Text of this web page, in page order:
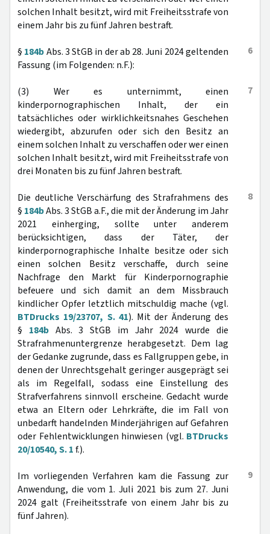
solchen Inhalt besitzt, wird mit Freiheitsstrafe von
einem Jahr bis zu fünf Jahren bestraft.
6
§ 184bAbs. 3 StGB in der ab 28. Juni 2024 geltenden
Fassung (im Folgenden: n.F.):
7
(3) Wer es unternimmt, einen
kinderpornographischen Inhalt, der ein
tatsächliches oder wirklichkeitsnahes Geschehen
wiedergibt, abzurufen oder sich den Besitz an
einem solchen Inhalt zu verschaffen oder wer einen
solchen Inhalt besitzt, wird mit Freiheitsstrafe von
drei Monaten bis zu fünf Jahren bestraft.
8
Die deutliche Verschärfung des Strafrahmens des
§ 184bAbs. 3 StGB a.F., die mit der Änderung im Jahr
2021 einherging, sollte unter anderem
berücksichtigen, dass der Täter, der
kinderpornographische Inhalte besitze oder sich
einen solchen Besitz verschaffe, durch seine
Nachfrage den Markt für Kinderpornographie
befeuere und sich damit an dem Missbrauch
kindlicher Opfer letztlich mitschuldig mache (vgl.
BTDrucks 19/23707, S. 41). Mit der Änderung des
§ 184bAbs. 3 StGB im Jahr 2024 wurde die
Strafrahmenuntergrenze herabgesetzt. Dem lag
der Gedanke zugrunde, dass es Fallgruppen gebe, in
denen der Unrechtsgehalt geringer ausgeprägt sei
als im Regelfall, sodass eine Einstellung des
Strafverfahrens sinnvoll erscheine. Gedacht wurde
etwa an Eltern oder Lehrkräfte, die im Fall von
unbedarft handelnden Minderjährigen auf Gefahren
oder Fehlentwicklungen hinwiesen (vgl. BTDrucks
20/10540, S. 1f.).
9
Im vorliegenden Verfahren kam die Fassung zur
Anwendung, die vom 1. Juli 2021 bis zum 27. Juni
2024 galt (Freiheitsstrafe von einem Jahr bis zu
fünf Jahren).